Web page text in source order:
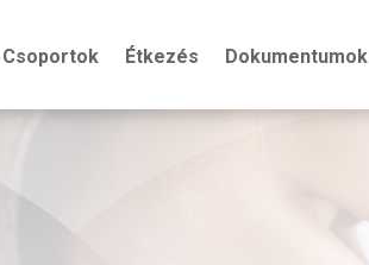
Csoportok Étkezés Dokumentumok